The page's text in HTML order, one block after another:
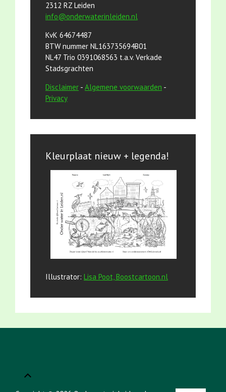
2312 RZ Leiden
info@onderwaterinleiden.nl
KvK 64674487
BTW nummer NL163735694B01
NL47 Trio 0391068563 t.a.v. Verkade
Stadsgrachten
Disclaimer - Algemene voorwaarden -
Privacy
Kleurplaat nieuw + legenda!
Illustrator: Lisa Poot, Boostcartoon.nl